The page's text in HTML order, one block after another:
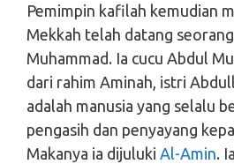
Pemimpin kafilah kemudian
Mekkah telah datang
Muhammad. Ia cucu Abdul
dari rahim Aminah, istri
adalah manusia yang selalu
pengasih dan penyayang
Makanya ia dijuluki Al-Amin.